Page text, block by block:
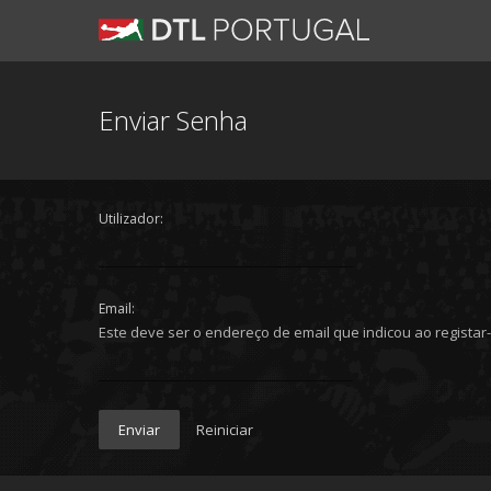
Enviar Senha
Utilizador:
Email:
Este deve ser o endereço de email que indicou ao